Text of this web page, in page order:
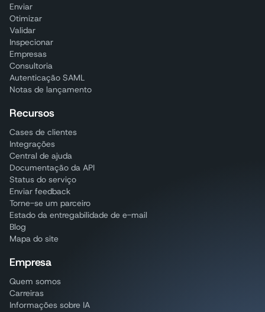
Enviar
Otimizar
Validar
Inspecionar
Empresas
Consultoria
Autenticação SAML
Notas de lançamento
Recursos
Cases de clientes
Integrações
Central de ajuda
Documentação da API
Status do serviço
Enviar feedback
Torne-se um parceiro
Estado da entregabilidade de e-mail
Blog
Mapa do site
Empresa
Quem somos
Carreiras
Informações sobre IA